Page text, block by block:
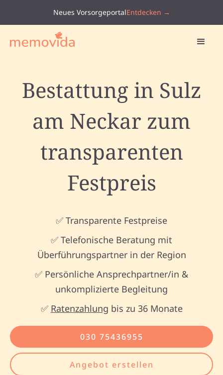
Neues VorsorgeportalEntdecken →
Bestattung in Sulz
am Neckar zum
transparenten
Festpreis
✅ Transparente Festpreise
✅ Telefonische Beratung mit
Überführungspartner in der Region
✅ Persönliche Ansprechpartner/in &
unkomplizierte Begleitung
✅ Ratenzahlung bis zu 36 Monate
030 75436955
Angebot erstellen